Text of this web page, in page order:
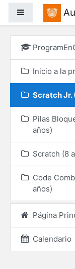
Panel lateral
Inicio a la
Scratch Jr.
Pilas
años)
Scratch (8
Code
años)
Página
Calendario